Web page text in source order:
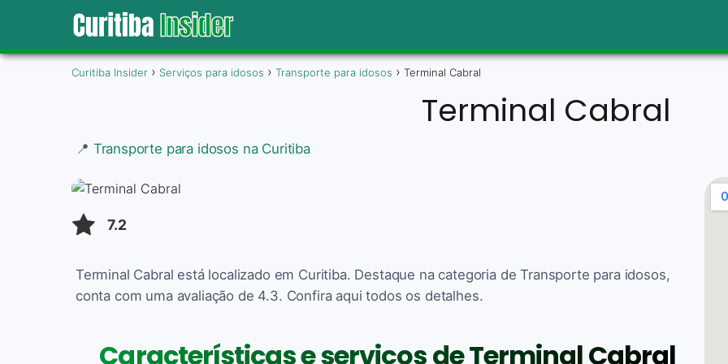
Curitiba Insider Serviços para idosos Transporte para idosos Terminal Cabral
Terminal Cabral
📍 Transporte para idosos na Curitiba
7.2
Terminal Cabral está localizado em Curitiba. Destaque na categoria de Transporte para idosos,
conta com uma avaliação de 4.3. Confira aqui todos os detalhes.
Características e serviços de Terminal Cabral